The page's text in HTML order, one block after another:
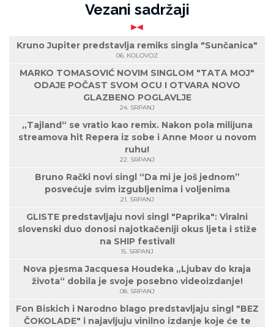
Vezani sadržaji
Kruno Jupiter predstavlja remiks singla "Sunčanica"
06. KOLOVOZ
MARKO TOMASOVIĆ NOVIM SINGLOM "TATA MOJ"
ODAJE POČAST SVOM OCU I OTVARA NOVO
GLAZBENO POGLAVLJE
24. SRPANJ
„Tajland“ se vratio kao remix. Nakon pola milijuna
streamova hit Repera iz sobe i Anne Moor u novom
ruhu!
22. SRPANJ
Bruno Rački novi singl “Da mi je još jednom”
posvećuje svim izgubljenima i voljenima
21. SRPANJ
GLISTE predstavljaju novi singl "Paprika": Viralni
slovenski duo donosi najotkačeniji okus ljeta i stiže
na SHIP festival!
15. SRPANJ
Nova pjesma Jacquesa Houdeka „Ljubav do kraja
života“ dobila je svoje posebno videoizdanje!
08. SRPANJ
Fon Biskich i Narodno blago predstavljaju singl "BEZ
ČOKOLADE" i najavljuju vinilno izdanje koje će te